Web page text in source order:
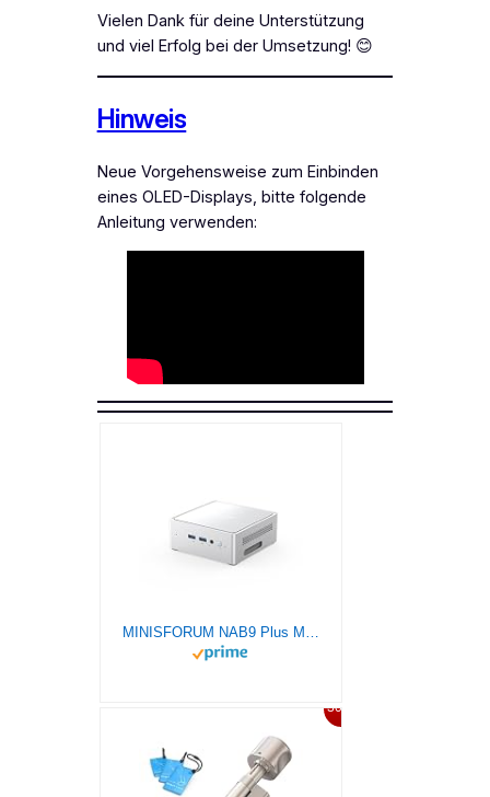
Vielen Dank für deine Unterstützung
und viel Erfolg bei der Umsetzung! 😊
Hinweis
Neue Vorgehensweise zum Einbinden
eines OLED-Displays, bitte folgende
Anleitung verwenden:
MINISFORUM NAB9 Plus Mini PC mit Intel Core i9 12900HK(14C/20T, bis zu 5.0GHz),Mini Computer Intel lris Xe Grafik 1TB PCIe4.0 SSD 32GB DDR4,OCuLink,Triple Display mit HDMI+DP+USB4, 5xUSB Port,2.5G LAN
30%